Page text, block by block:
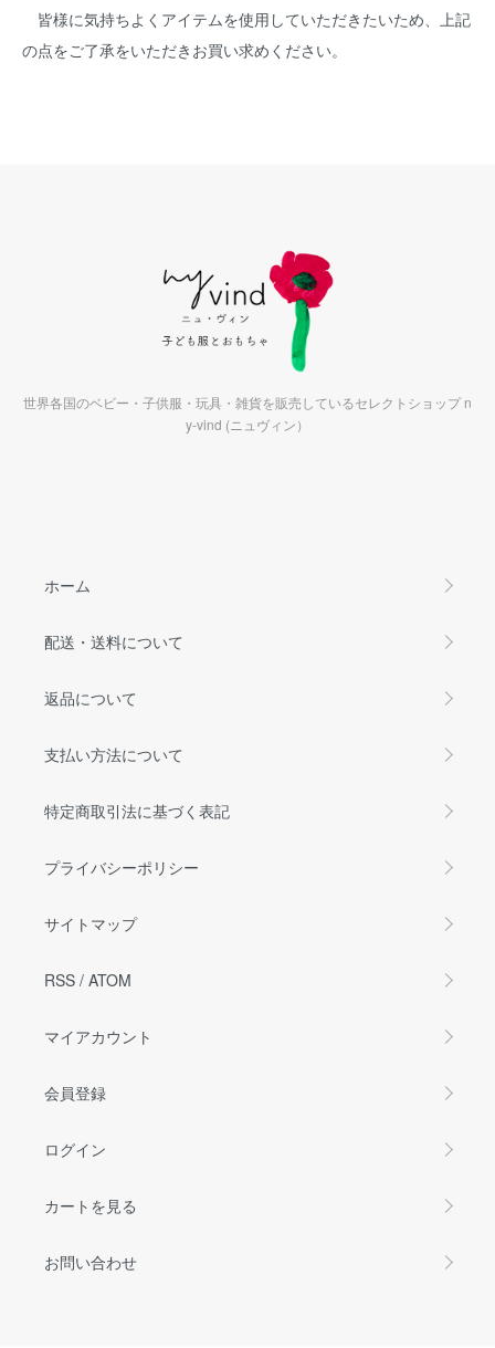
皆様に気持ちよくアイテムを使用していただきたいため、上記
の点をご了承をいただきお買い求めください。
世界各国のベビー・子供服・玩具・雑貨を販売しているセレクトショップ n
y-vind (ニュヴィン）
ホーム
配送・送料について
返品について
支払い方法について
特定商取引法に基づく表記
プライバシーポリシー
サイトマップ
RSS / ATOM
マイアカウント
会員登録
ログイン
カートを見る
お問い合わせ